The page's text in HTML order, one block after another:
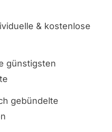
& kostenlose
günstigsten
gebündelte